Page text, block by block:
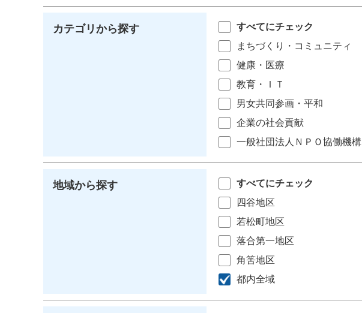
カテゴリから探す
すべてにチェック
まちづくり・コミュニティ
健康・医療
教育・ＩＴ
男女共同参画・平和
企業の社会貢献
一般社団法人ＮＰＯ協働機構
地域から探す
すべてにチェック
四谷地区
若松町地区
落合第一地区
角筈地区
都内全域